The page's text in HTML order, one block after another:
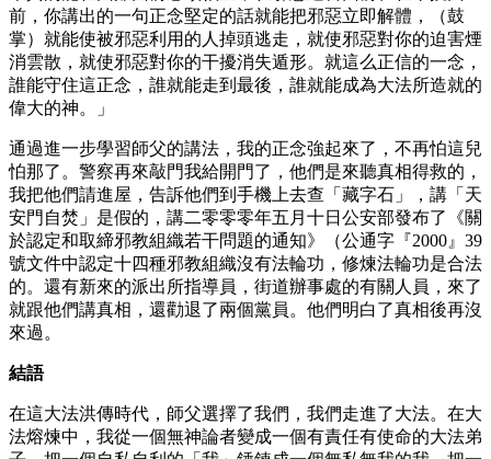
前，你講出的一句正念堅定的話就能把邪惡立即解體，（鼓
掌）就能使被邪惡利用的人掉頭逃走，就使邪惡對你的迫害煙
消雲散，就使邪惡對你的干擾消失遁形。就這么正信的一念，
誰能守住這正念，誰就能走到最後，誰就能成為大法所造就的
偉大的神。」
通過進一步學習師父的講法，我的正念強起來了，不再怕這兒
怕那了。警察再來敲門我給開門了，他們是來聽真相得救的，
我把他們請進屋，告訴他們到手機上去查「藏字石」，講「天
安門自焚」是假的，講二零零零年五月十日公安部發布了《關
於認定和取締邪教組織若干問題的通知》（公通字『2000』39
號文件中認定十四種邪教組織沒有法輪功，修煉法輪功是合法
的。還有新來的派出所指導員，街道辦事處的有關人員，來了
就跟他們講真相，還勸退了兩個黨員。他們明白了真相後再沒
來過。
結語
在這大法洪傳時代，師父選擇了我們，我們走進了大法。在大
法熔煉中，我從一個無神論者變成一個有責任有使命的大法弟